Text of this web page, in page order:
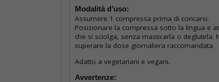
Modalità d’uso:
Assumere 1 compressa prima di coricarsi.
Posizionare la compressa sotto la lingua e
che si sciolga, senza masticarla o deglutirla.
superare la dose giornaliera raccomandata.
Adatto a vegetariani e vegani.
Avvertenze: